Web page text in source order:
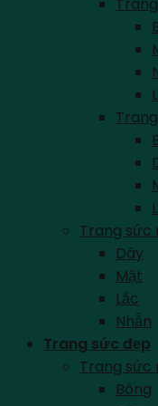
Trang sức
Dây
Mặt
Lắc
Nhẫn
Trang sức đẹp
Trang sức
Bông